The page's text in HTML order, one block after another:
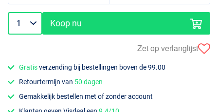
Koop nu
Zet op verlanglijst
Gratisverzending bij bestellingen boven de 99.00
Retourtermijn van 50 dagen
Gemakkelijk bestellen met of zonder account